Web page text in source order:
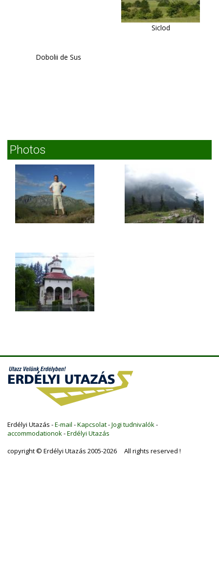
Siclod
Dobolii de Sus
Photos
Erdélyi Utazás -E-mail -Kapcsolat-Jogi tudnivalók -
accommodationok -Erdélyi Utazás
copyright © Erdélyi Utazás 2005-2026 All rights reserved !